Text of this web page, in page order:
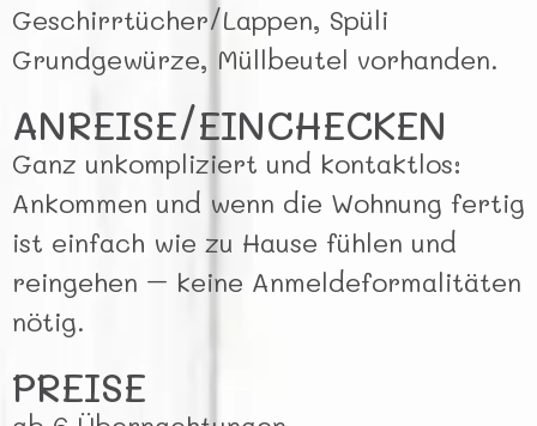
Geschirrtücher/Lappen, Spüli
Grundgewürze, Müllbeutel vorhanden.
ANREISE/EINCHECKEN
Ganz unkompliziert und kontaktlos:
Ankommen und wenn die Wohnung fertig
ist einfach wie zu Hause fühlen und
reingehen – keine Anmeldeformalitäten
nötig.
PREISE